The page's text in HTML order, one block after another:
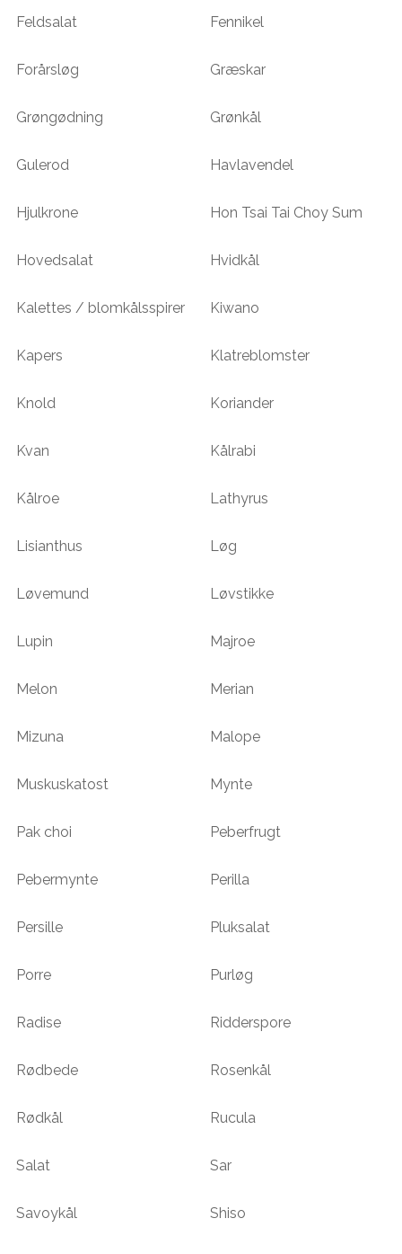
Feldsalat Fennikel
Forårsløg Græskar
Grøngødning Grønkål
Gulerod Havlavendel
Hjulkrone Hon Tsai Tai Choy Sum
Hovedsalat Hvidkål
Kalettes / blomkålsspirer Kiwano
Kapers Klatreblomster
Knold Koriander
Kvan Kålrabi
Kålroe Lathyrus
Lisianthus Løg
Løvemund Løvstikke
Lupin Majroe
Melon Merian
Mizuna Malope
Muskuskatost Mynte
Pak choi Peberfrugt
Pebermynte Perilla
Persille Pluksalat
Porre Purløg
Radise Ridderspore
Rødbede Rosenkål
Rødkål Rucula
Salat Sar
Savoykål Shiso